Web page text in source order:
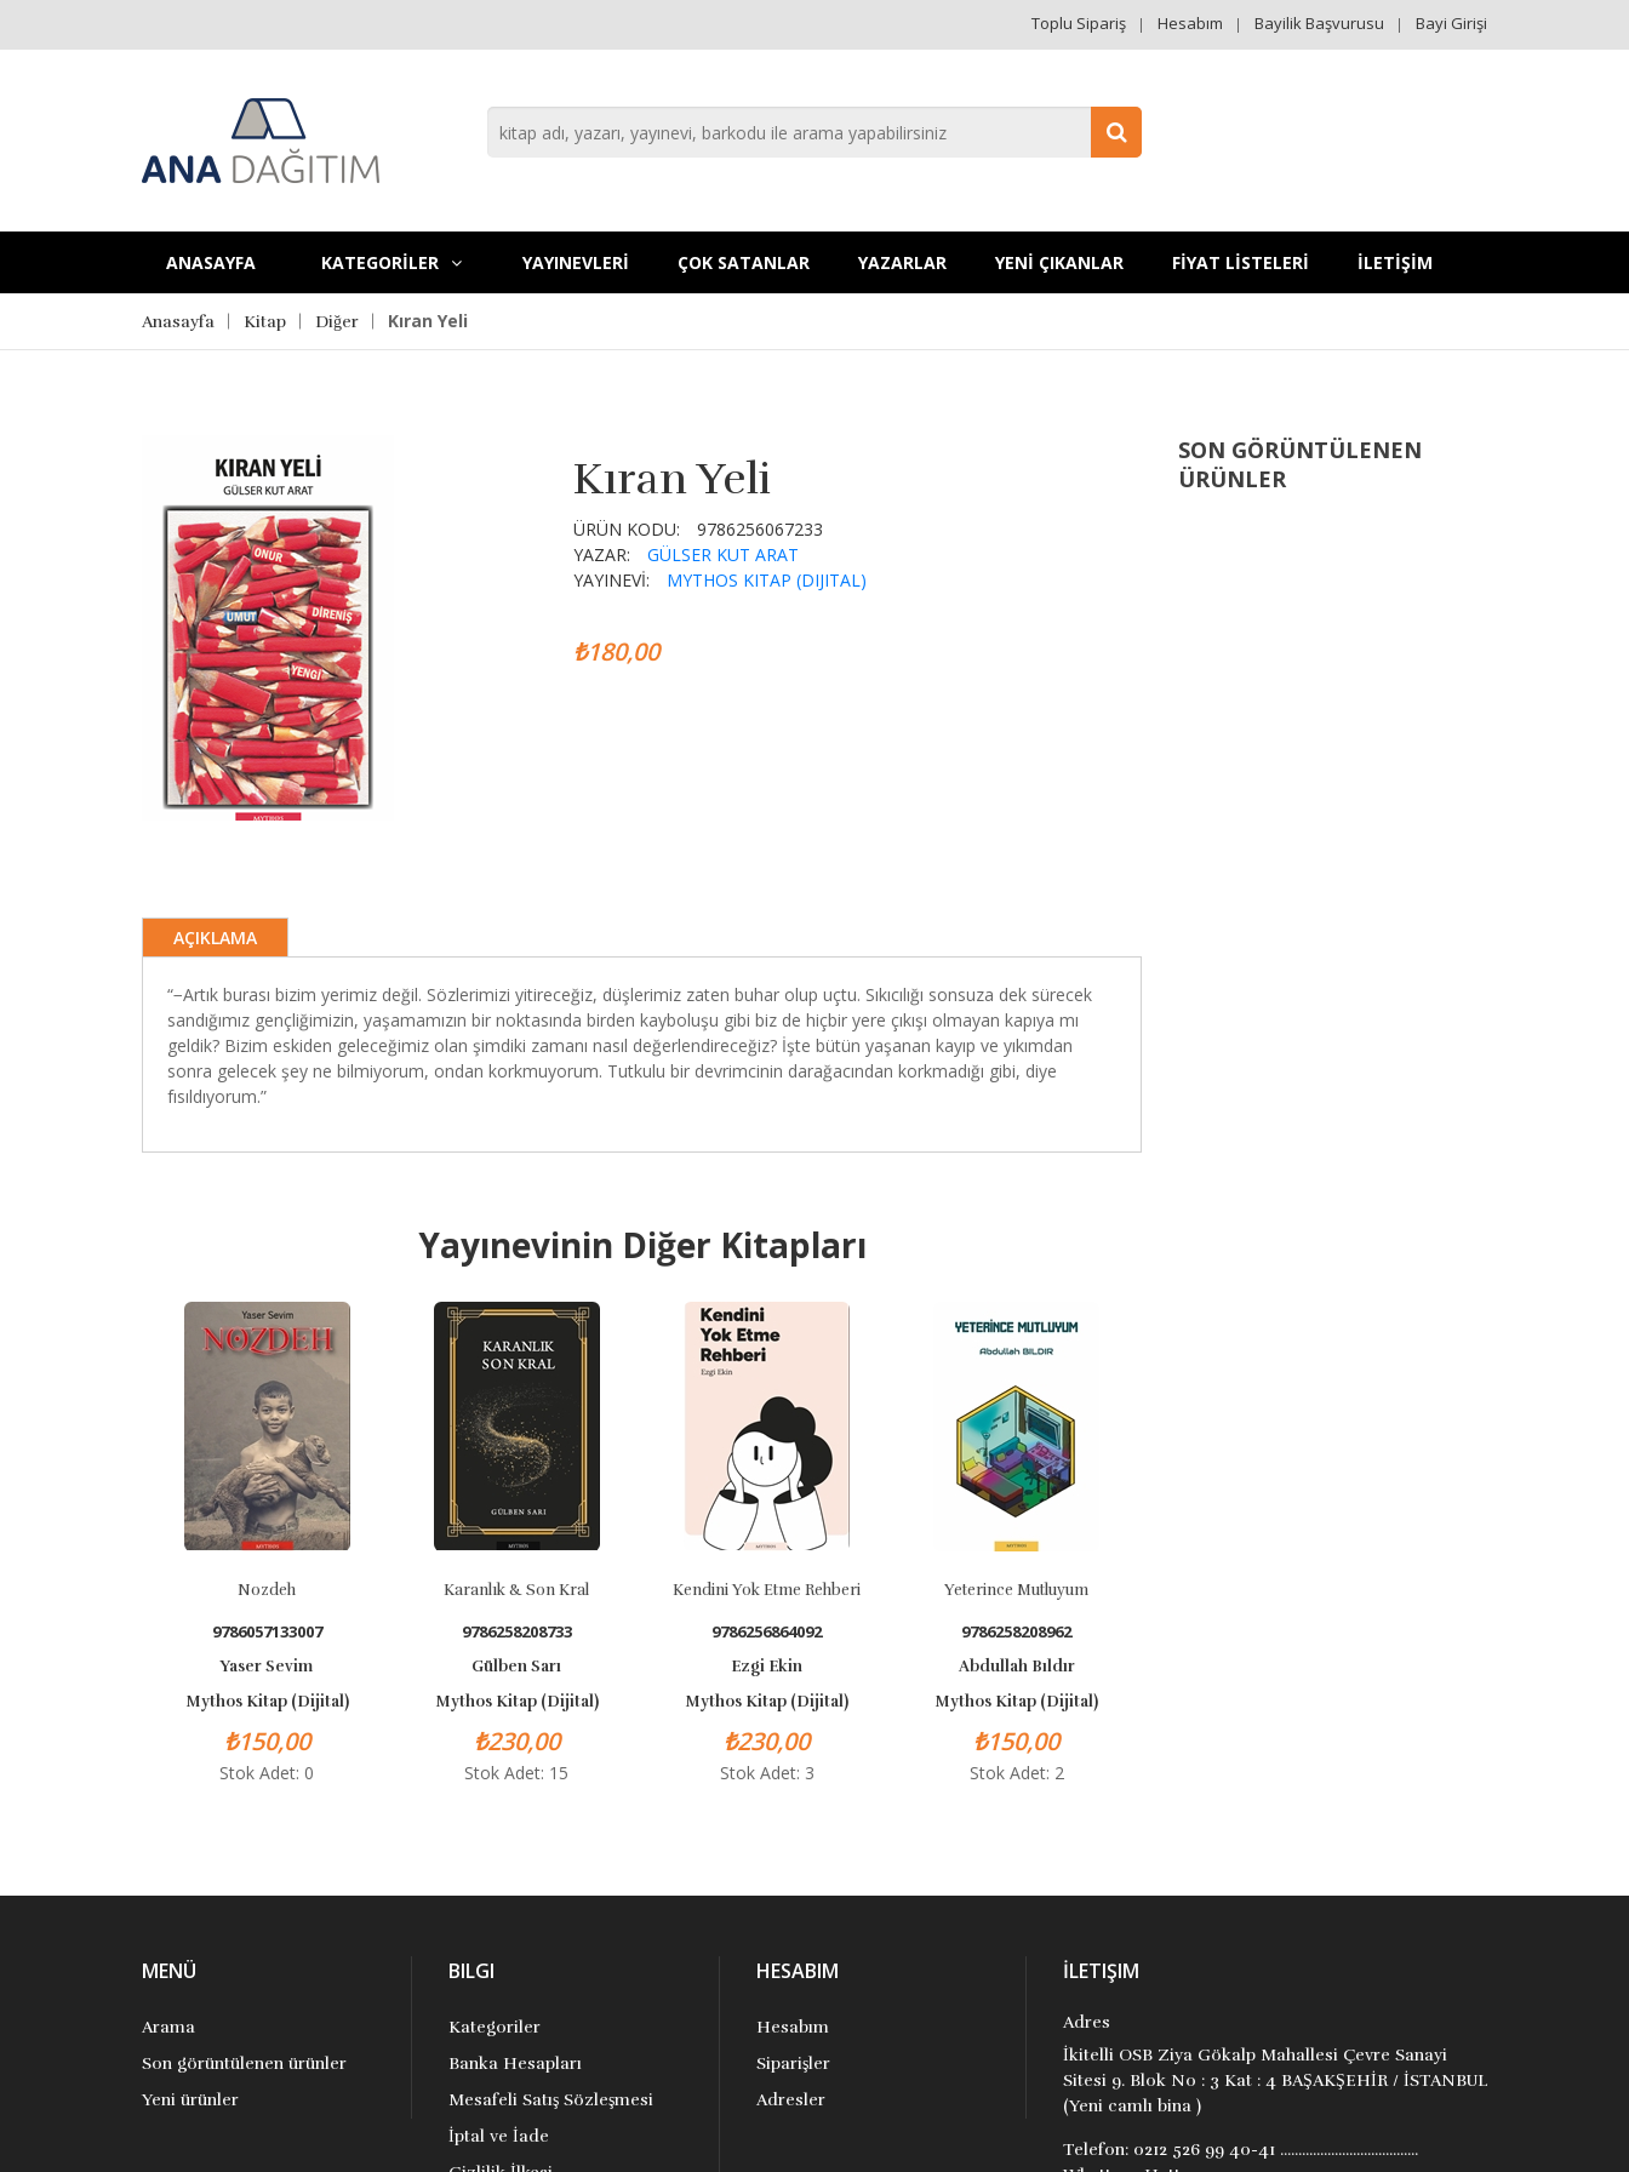
Toplu Sipariş Hesabım Bayilik Başvurusu Bayi Girişi
ANASAYFA KATEGORİLER YAYINEVLERİ ÇOK SATANLAR YAZARLAR YENİ ÇIKANLAR FİYAT LİSTELERİ İLETİŞİM
Anasayfa Kitap Diğer Kıran Yeli
Kıran Yeli
ÜRÜN KODU:
9786256067233
YAZAR:
GÜLSER KUT ARAT
YAYINEVİ:
MYTHOS KITAP (DIJITAL)
₺180,00
AÇIKLAMA
“−Artık burası bizim yerimiz değil. Sözlerimizi yitireceğiz, düşlerimiz zaten buhar olup uçtu. Sıkıcılığı sonsuza dek sürecek
sandığımız gençliğimizin, yaşamamızın bir noktasında birden kayboluşu gibi biz de hiçbir yere çıkışı olmayan kapıya mı
geldik? Bizim eskiden geleceğimiz olan şimdiki zamanı nasıl değerlendireceğiz? İşte bütün yaşanan kayıp ve yıkımdan
sonra gelecek şey ne bilmiyorum, ondan korkmuyorum. Tutkulu bir devrimcinin darağacından korkmadığı gibi, diye
fısıldıyorum.”
Yayınevinin Diğer Kitapları
Nozdeh
9786057133007
Yaser Sevim
Mythos Kitap (Dijital)
₺150,00
Stok Adet: 0
Karanlık & Son Kral
9786258208733
Gülben Sarı
Mythos Kitap (Dijital)
₺230,00
Stok Adet: 15
Kendini Yok Etme Rehberi
9786256864092
Ezgi Ekin
Mythos Kitap (Dijital)
₺230,00
Stok Adet: 3
Yeterince Mutluyum
9786258208962
Abdullah Bıldır
Mythos Kitap (Dijital)
₺150,00
Stok Adet: 2
SON GÖRÜNTÜLENEN
ÜRÜNLER
MENÜ
Arama
Son görüntülenen ürünler
Yeni ürünler
BILGI
Kategoriler
Banka Hesapları
Mesafeli Satış Sözleşmesi
İptal ve İade
HESABIM
Hesabım
Siparişler
Adresler
İLETIŞIM
Adres
İkitelli OSB Ziya Gökalp Mahallesi Çevre Sanayi
Sitesi 9. Blok No : 3 Kat : 4 BAŞAKŞEHİR / İSTANBUL
(Yeni camlı bina )
Telefon: 0212 526 99 40-41 ......................................